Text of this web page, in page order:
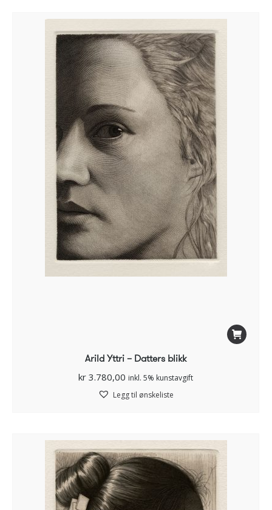
Arild Yttri – Datters blikk
kr 3.780,00 inkl. 5% kunstavgift
Legg til ønskeliste